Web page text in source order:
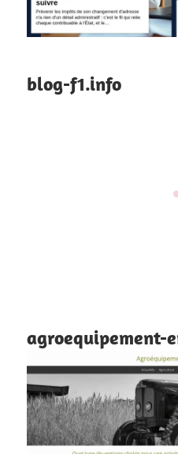
blog-f1.info
agroequipement-